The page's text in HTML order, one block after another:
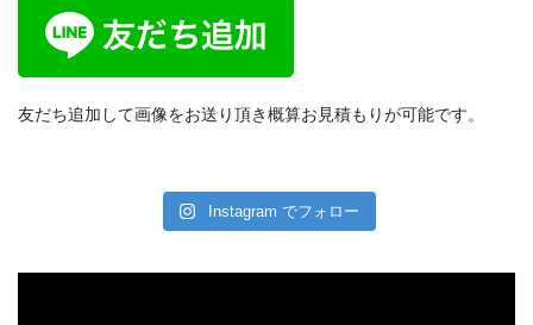
友だち追加して画像をお送り頂き概算お見積もりが可能です。
Instagram でフォロー